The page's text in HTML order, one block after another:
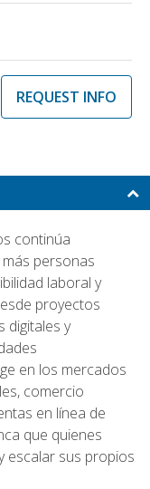
REQUEST INFO
continúa
personas
laboral y
proyectos
digitales y
en los mercados
comercio
en línea de
que quienes
escalar sus propios